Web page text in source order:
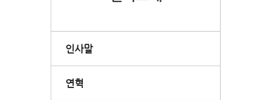
인사말
연혁